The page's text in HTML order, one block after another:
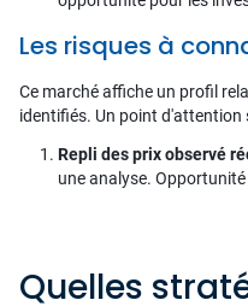
Les risques à
Ce marché affiche un profil
identifiés. Un point d'attention
Repli des prix observé
une analyse.
Quelles